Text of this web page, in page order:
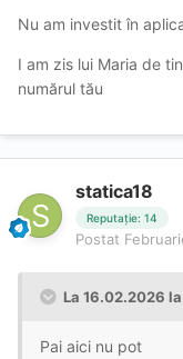
Nu am investit în
I am zis lui Maria de
numărul tău
statica18
Reputație: 14
Postat
La 16.02.2026
Pai aici nu pot